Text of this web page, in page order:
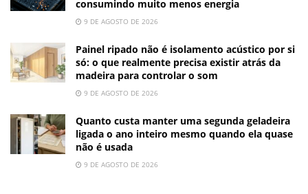
consumindo muito menos energia
9 DE AGOSTO DE 2026
Painel ripado não é isolamento acústico por si
só: o que realmente precisa existir atrás da
madeira para controlar o som
9 DE AGOSTO DE 2026
Quanto custa manter uma segunda geladeira
ligada o ano inteiro mesmo quando ela quase
não é usada
9 DE AGOSTO DE 2026